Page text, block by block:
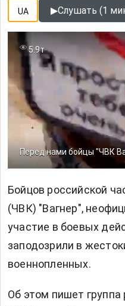
UA ▶Слушать (1
Перед нами бойцы "ЧВК
5.9т
Бойцов российской
(ЧВК) "Вагнер",
участие в боевых
заподозрили в
военнопленных.
Об этом пишет